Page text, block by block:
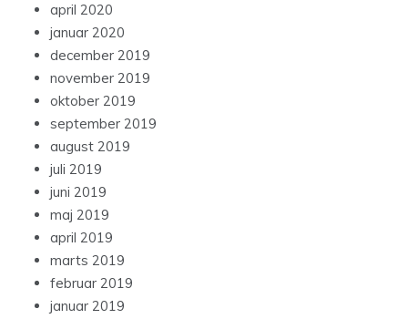
april 2020
januar 2020
december 2019
november 2019
oktober 2019
september 2019
august 2019
juli 2019
juni 2019
maj 2019
april 2019
marts 2019
februar 2019
januar 2019